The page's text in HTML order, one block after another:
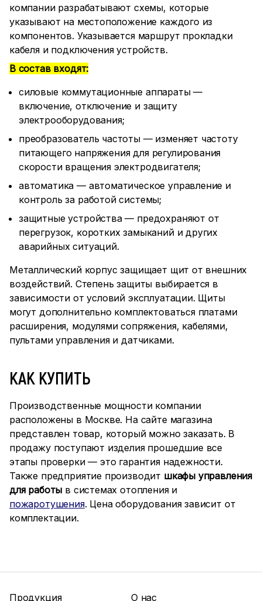
компании разрабатывают схемы, которые
указывают на местоположение каждого из
компонентов. Указывается маршрут прокладки
кабеля и подключения устройств.
В состав входят:
силовые коммутационные аппараты —
включение, отключение и защиту
электрооборудования;
преобразователь частоты — изменяет частоту
питающего напряжения для регулирования
скорости вращения электродвигателя;
автоматика — автоматическое управление и
контроль за работой системы;
защитные устройства — предохраняют от
перегрузок, коротких замыканий и других
аварийных ситуаций.
Металлический корпус защищает щит от внешних
воздействий. Степень защиты выбирается в
зависимости от условий эксплуатации. Щиты
могут дополнительно комплектоваться платами
расширения, модулями сопряжения, кабелями,
пультами управления и датчиками.
КАК КУПИТЬ
Производственные мощности компании
расположены в Москве. На сайте магазина
представлен товар, который можно заказать. В
продажу поступают изделия прошедшие все
этапы проверки — это гарантия надежности.
Также предприятие производит шкафы управления
для работы в системах отопления и
пожаротушения. Цена оборудования зависит от
комплектации.
Продукция О нас